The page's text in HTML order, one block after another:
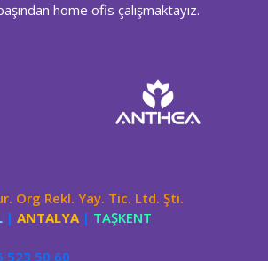
home ofis çalışmaktayız.
Org Rekl. Yay. Tic. Ltd. Şti.
| ANTALYA | TAŞKENT
523 50 60